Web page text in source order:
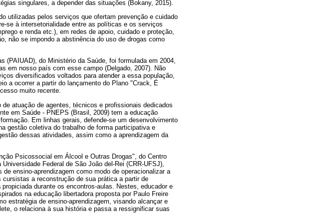
singulares, a depender das situações (Bokany, 2015).
utilizadas pelos serviços que ofertam prevenção e cuidado
se à intersetorialidade entre as políticas e os serviços
e renda etc.), em redes de apoio, cuidado e proteção,
não se impondo a abstinência do uso de drogas como
(PAIUAD), do Ministério da Saúde, foi formulada em 2004,
em nosso país com esse campo (Delgado, 2007). Não
diversificados voltados para atender a essa população,
a ocorrer a partir do lançamento do Plano "Crack, É
muito recente.
atuação de agentes, técnicos e profissionais dedicados
em Saúde - PNEPS (Brasil, 2009) tem a educação
Em linhas gerais, defende-se um desenvolvimento
gestão coletiva do trabalho de forma participativa e
dessas atividades, assim como a aprendizagem da
Psicossocial em Álcool e Outras Drogas", do Centro
Federal de São João del-Rei (CRR-UFSJ),
ensino-aprendizagem como modo de operacionalizar a
a reconstrução de sua prática a partir de
durante os encontros-aulas. Nestes, educador e
na educação libertadora proposta por Paulo Freire
estratégia de ensino-aprendizagem, visando alcançar e
o relaciona à sua história e passa a ressignificar suas